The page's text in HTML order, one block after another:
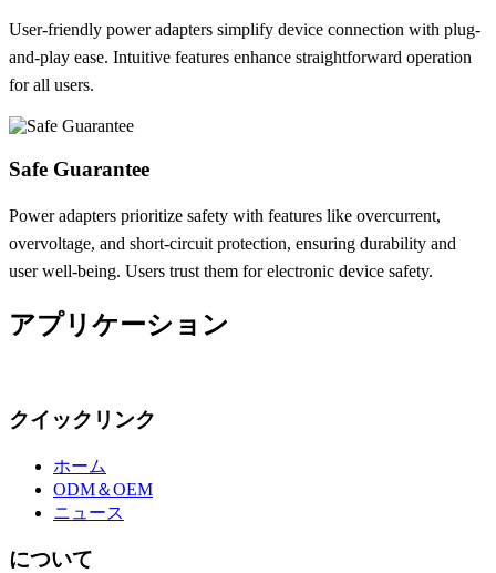
User-friendly power adapters simplify device connection with plug-
and-play ease. Intuitive features enhance straightforward operation
for all users.
Safe Guarantee
Power adapters prioritize safety with features like overcurrent,
overvoltage, and short-circuit protection, ensuring durability and
user well-being. Users trust them for electronic device safety.
アプリケーション
クイックリンク
ホーム
ODM＆OEM
ニュース
について